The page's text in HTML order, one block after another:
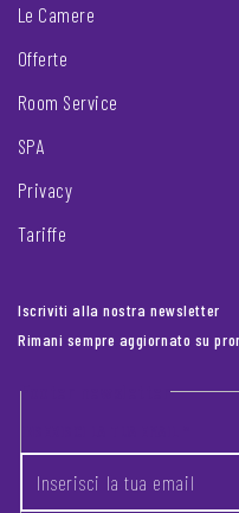
Le Camere
Offerte
Room Service
SPA
Privacy
Tariffe
Iscriviti alla nostra newsletter
Rimani sempre aggiornato su
Footer newsletter